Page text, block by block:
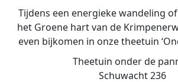
Tijdens een energieke wandeling
het Groene hart van de
even bijkomen in onze theetuin
Theetuin onder de
Schuwacht 236